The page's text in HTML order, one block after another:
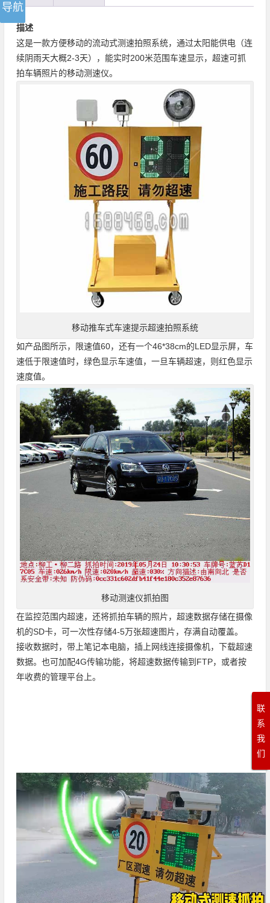
描述
这是一款方便移动的流动式测速拍照系统，通过太阳能供电（连
续阴雨天大概2-3天），能实时200米范围车速显示，超速可抓
拍车辆照片的移动测速仪。
移动推车式车速提示超速拍照系统
如产品图所示，限速值60，还有一个46*38cm的LED显示屏，车
速低于限速值时，绿色显示车速值，一旦车辆超速，则红色显示
速度值。
移动测速仪抓拍图
在监控范围内超速，还将抓拍车辆的照片，超速数据存储在摄像
机的SD卡，可一次性存储4-5万张超速图片，存满自动覆盖。
接收数据时，带上笔记本电脑，插上网线连接摄像机，下载超速
数据。也可加配4G传输功能，将超速数据传输到FTP，或者按
年收费的管理平台上。
联
系
我
们